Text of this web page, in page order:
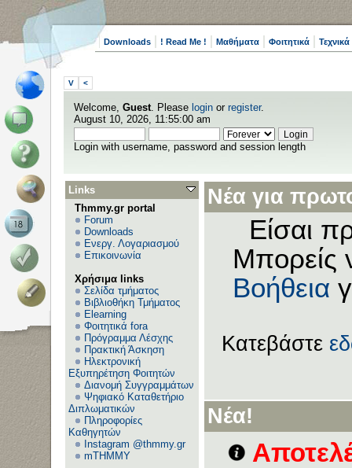
Downloads ! Read Me ! Μαθήματα Φοιτητικά
V <
Welcome, Guest. Please login or register.
August 10, 2026, 11:55:00 am
Login with username, password and session length
Links
Thmmy.gr portal
Forum
Downloads
Ενεργ. Λογαριασμού
Επικοινωνία
Χρήσιμα links
Σελίδα τμήματος
Βιβλιοθήκη Τμήματος
Elearning
Φοιτητικά fora
Πρόγραμμα Λέσχης
Πρακτική Άσκηση
Ηλεκτρονική
Εξυπηρέτηση Φοιτητών
Διανομή Συγγραμμάτων
Ψηφιακό Καταθετήριο
Διπλωματικών
Πληροφορίες
Καθηγητών
Instagram @thmmy.gr
mTHMMY
Νέα για
Είσαι
Μπορείς
Βοήθεια
Κατεβάστε
Νέα!